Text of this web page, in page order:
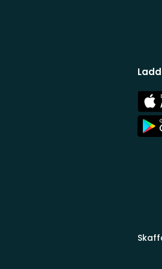
App
Store
App
Store